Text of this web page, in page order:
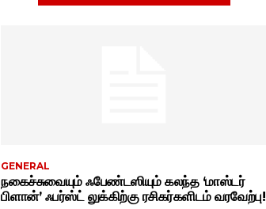
GENERAL
நகைச்சுவையும் ஃபேண்டஸியும் கலந்த ‘மாஸ்டர்
பிளான்’ ஃபர்ஸ்ட் லுக்கிற்கு ரசிகர்களிடம் வரவேற்பு!